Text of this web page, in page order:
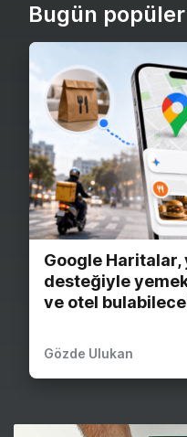
Bugün popüler
Google Haritalar,
desteğiyle
ve otel
Gözde Ulukan